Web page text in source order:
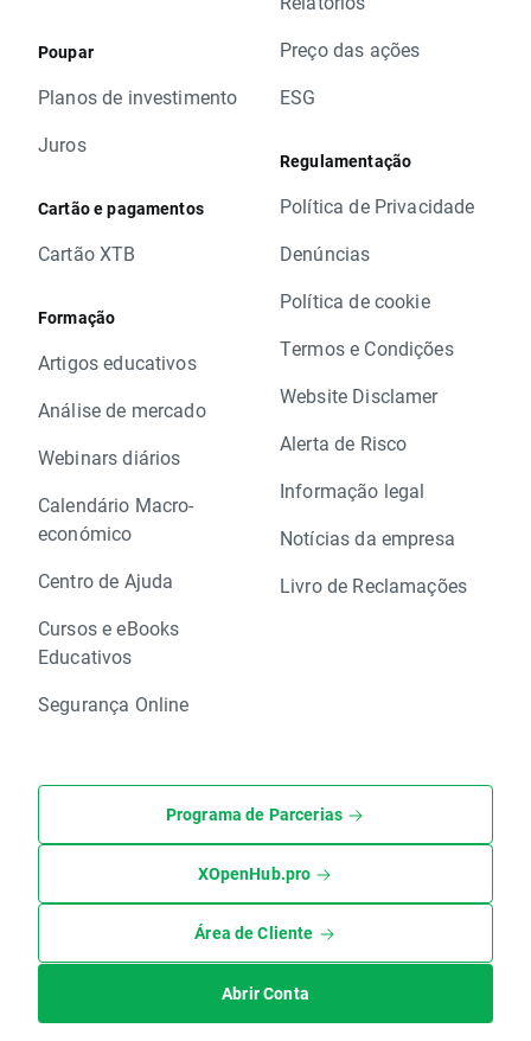
Poupar
Planos de investimento
Juros
Cartão e pagamentos
Cartão XTB
Formação
Artigos educativos
Análise de mercado
Webinars diários
Calendário Macro-
económico
Centro de Ajuda
Cursos e eBooks
Educativos
Segurança Online
Preço das ações
ESG
Regulamentação
Política de Privacidade
Denúncias
Política de cookie
Termos e Condições
Website Disclamer
Alerta de Risco
Informação legal
Notícias da empresa
Livro de Reclamações
Programa de Parcerias
XOpenHub.pro
Área de Cliente
Abrir Conta